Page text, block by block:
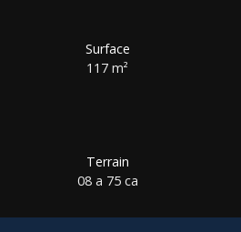
Surface
117m²
Terrain
08 a 75 ca